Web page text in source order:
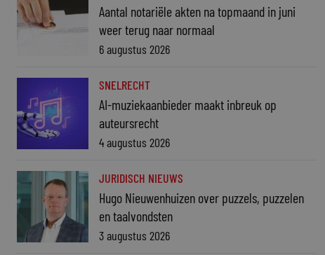
Aantal notariële akten na topmaand in juni
weer terug naar normaal
6 augustus 2026
SNELRECHT
AI-muziekaanbieder maakt inbreuk op
auteursrecht
4 augustus 2026
JURIDISCH NIEUWS
Hugo Nieuwenhuizen over puzzels, puzzelen
en taalvondsten
3 augustus 2026